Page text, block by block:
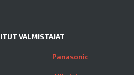
VALMISTAJAT
Panasonic